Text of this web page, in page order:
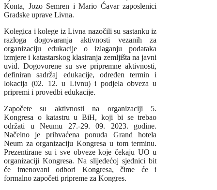
Konta, Jozo Semren i Mario Ćavar zaposlenici
Gradske uprave Livna.
Kolegica i kolege iz Livna nazočili su sastanku iz
razloga dogovaranja aktivnosti vezanih za
organizaciju edukacije o izlaganju podataka
izmjere i katastarskog klasiranja zemljišta na javni
uvid. Dogovorene su sve pripremne aktivnosti,
definiran sadržaj edukacije, određen termin i
lokacija (02. 12. u Livnu) i podjela obveza u
pripremi i provedbi edukacije.
Započete su aktivnosti na organizaciji 5.
Kongresa o katastru u BiH, koji bi se trebao
održati u Neumu 27.-29. 09. 2023. godine.
Načelno je prihvaćena ponuda Grand hotela
Neum za organizaciju Kongresa u tom terminu.
Prezentirane su i sve obveze koje čekaju UO u
organizaciji Kongresa. Na slijedećoj sjednici bit
će imenovani odbori Kongresa, čime će i
formalno započeti pripreme za Kongres.